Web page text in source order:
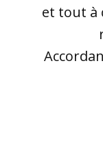
et tout à